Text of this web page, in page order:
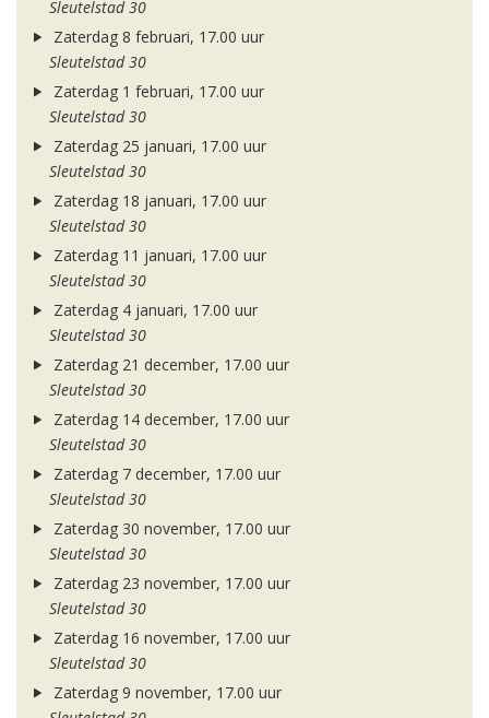
Sleutelstad 30
Zaterdag 8 februari, 17.00 uur
Sleutelstad 30
Zaterdag 1 februari, 17.00 uur
Sleutelstad 30
Zaterdag 25 januari, 17.00 uur
Sleutelstad 30
Zaterdag 18 januari, 17.00 uur
Sleutelstad 30
Zaterdag 11 januari, 17.00 uur
Sleutelstad 30
Zaterdag 4 januari, 17.00 uur
Sleutelstad 30
Zaterdag 21 december, 17.00 uur
Sleutelstad 30
Zaterdag 14 december, 17.00 uur
Sleutelstad 30
Zaterdag 7 december, 17.00 uur
Sleutelstad 30
Zaterdag 30 november, 17.00 uur
Sleutelstad 30
Zaterdag 23 november, 17.00 uur
Sleutelstad 30
Zaterdag 16 november, 17.00 uur
Sleutelstad 30
Zaterdag 9 november, 17.00 uur